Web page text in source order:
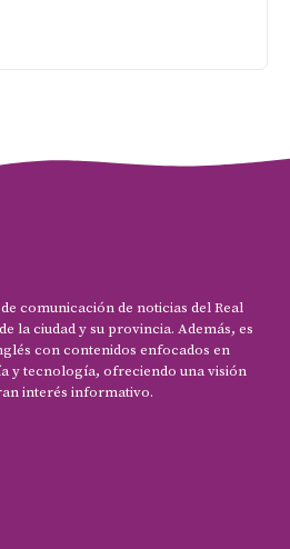
comunicación de noticias del Real
la ciudad y su provincia. Además, es
con contenidos enfocados en
y tecnología, ofreciendo una visión
interés informativo.